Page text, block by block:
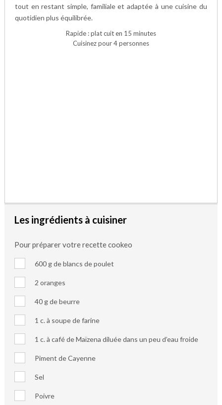
tout en restant simple, familiale et adaptée à une cuisine du
quotidien plus équilibrée.
Rapide : plat cuit en 15 minutes
Cuisinez pour 4 personnes
Les ingrédients à cuisiner
Pour préparer votre recette cookeo
600 g de blancs de poulet
2 oranges
40 g de beurre
1 c. à soupe de farine
1 c. à café de Maïzena diluée dans un peu d’eau froide
Piment de Cayenne
Sel
Poivre